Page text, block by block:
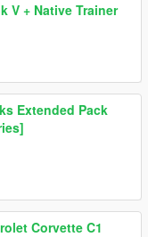
V + Native Trainer
Extended Pack
Corvette C1